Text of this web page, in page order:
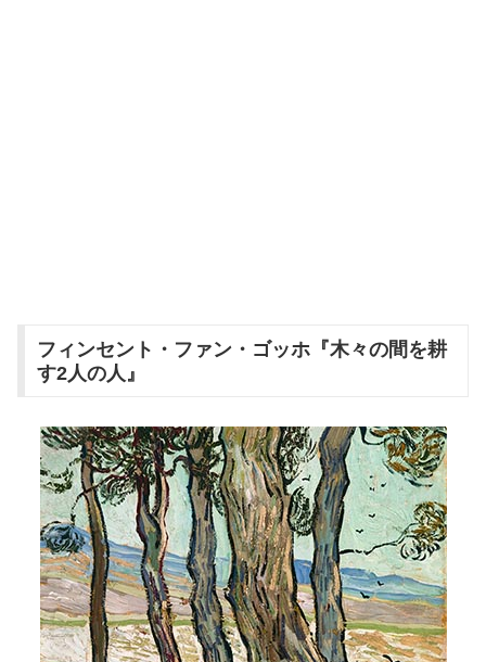
フィンセント・ファン・ゴッホ『木々の間を耕
す2人の人』